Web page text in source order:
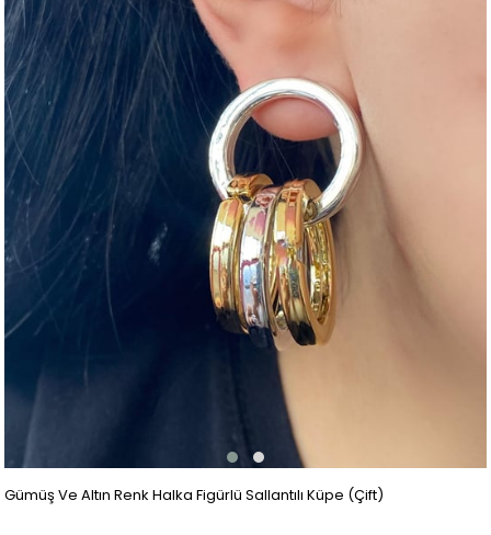
Gümüş Ve Altın Renk Halka Figürlü Sallantılı Küpe (Çift)